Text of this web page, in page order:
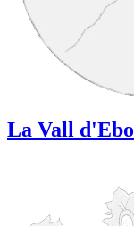
La Vall d'Ebo